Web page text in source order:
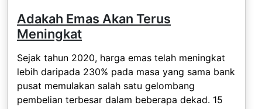
Adakah Emas Akan Terus
Meningkat
Sejak tahun 2020, harga emas telah meningkat
lebih daripada 230% pada masa yang sama bank
pusat memulakan salah satu gelombang
pembelian terbesar dalam beberapa dekad. 15